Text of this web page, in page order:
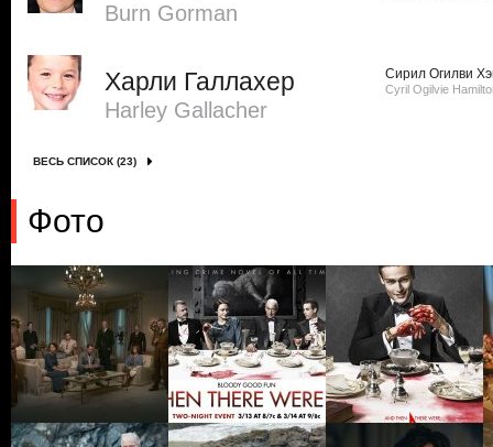
Burn Gorman
Харли Галлахер
Harley Gallacher
Сирил Огилви
Cyril Ogilvie
ВЕСЬ СПИСОК (23)
Фото